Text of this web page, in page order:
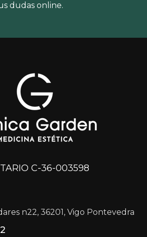
dudas online.
C-36-003598
n22, 36201, Vigo Pontevedra